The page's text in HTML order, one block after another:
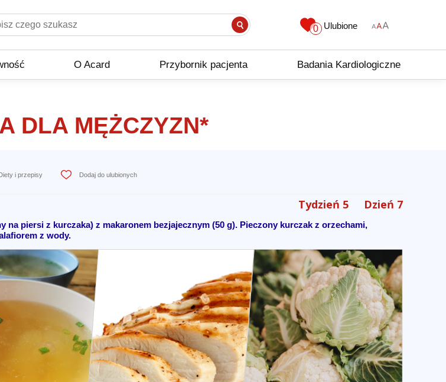
0 Ulubione
O Acard Przybornik pacjenta Badania Kardiologiczne
DLA MĘŻCZYZN*
i przepisy Dodaj do ulubionych
Tydzień 5 Dzień 7
na piersi z kurczaka) z makaronem bezjajecznym (50 g). Pieczony kurczak z orzechami,
z wody.